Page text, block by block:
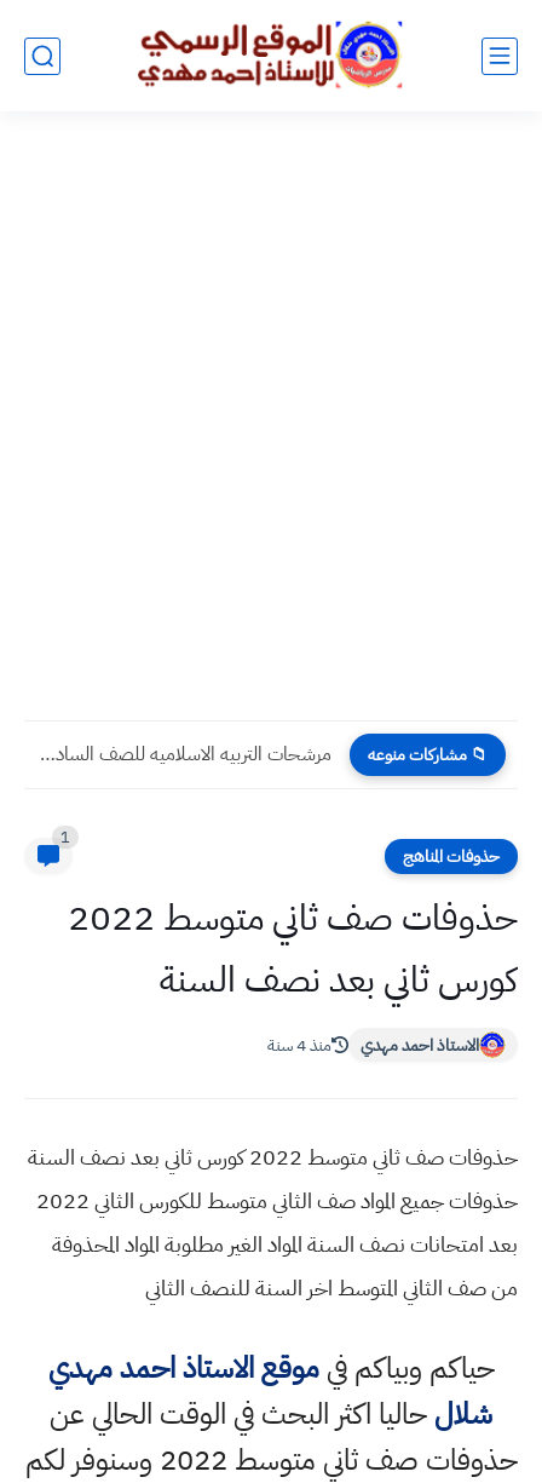
📁 مشاركات منوعه مرشحات التربيه الاسلاميه للصف السادس الاعدادي 2022 تقرأ ليلة الامتحان
حذوفات المناهج
1
حذوفات صف ثاني متوسط 2022
كورس ثاني بعد نصف السنة
الاستاذ احمد مهدي منذ 4 سنة
حذوفات صف ثاني متوسط 2022 كورس ثاني بعد نصف السنة
حذوفات جميع المواد صف الثاني متوسط للكورس الثاني 2022
بعد امتحانات نصف السنة المواد الغير مطلوبة المواد المحذوفة
من صف الثاني المتوسط اخر السنة للنصف الثاني
حياكم وبياكم فيموقع الاستاذ احمد مهدي
شلالحاليا اكثر البحث في الوقت الحالي عن
حذوفات صف ثاني متوسط 2022 وسنوفر لكم